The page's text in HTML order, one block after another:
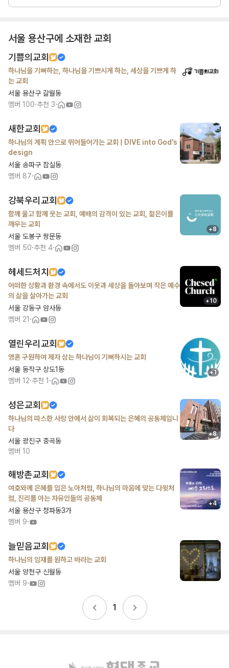
서울 용산구에 소재한 교회
기쁨의교회
하나님을 기뻐하는, 하나님을 기쁘시게 하는, 세상을 기쁘게 하
는 교회
서울 용산구 갈월동
멤버 100·추천 3·
새한교회
하나님의 계획 안으로 뛰어들어가는 교회 | DIVE into God's
design
서울 송파구 잠실동
멤버 87·
강북우리교회
함께 울고 함께 웃는 교회, 예배의 감격이 있는 교회, 젊은이를
깨우는 교회
서울 도봉구 쌍문동
멤버 50·추천 4·
+8
헤세드처치
어떠한 상황과 환경 속에서도 이웃과 세상을 돌아보며 작은 예수
의 삶을 살아가는 교회
서울 강동구 암사동
멤버 21 ·
+10
열린우리교회
영혼 구원하여 제자 삼는 하나님이 기뻐하시는 교회
서울 동작구 상도1동
멤버 12·추천 1 ·
+1
성은교회
하나님의 따스한 사랑 안에서 삶이 회복되는 은혜의 공동체입니
다
서울 광진구 중곡동
멤버 10
+8
해방촌교회
여호와께 은혜를 입은 노아처럼, 하나님의 마음에 맞는 다윗처
럼, 진리를 아는 자유인들의 공동체
서울 용산구 청파동3가
멤버 9·
+4
늘믿음교회
하나님의 임재를 원하고 바라는 교회
서울 양천구 신월동
멤버 9·
1